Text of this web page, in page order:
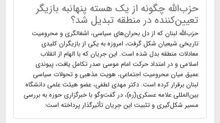
حزب‌الله چگونه از یک هسته پنهانبه بازیگر
تعیین‌کننده در منطقه تبدیل شد؟
حزب‌الله لبنان که از دل بحران‌های سیاسی، اشغالگری و محرومیت
تاریخی شیعیان شکل گرفت، امروزه به یکی از بازیگران کلیدی
معادلات منطقه بدل شده است. این جریان که با الهام از انقلاب
اسلامی و در امتداد حرکت امام موسی صدر تکامل یافت، پیوندی
عمیق میان محرومیت اجتماعی، هویت مذهبی و تحولات سیاسی
لبنان برقرار کرده است. دکتر مهدی لطفی، عضو هیئت علمی دانشگاه
بین‌المللی علامه عسکری(ره)، در گفت‌وگو با خبرگزاری حوزه به بررسی
مسیر شکل‌گیری و تثبیت این جریان تأثیرگذار پرداخته است: